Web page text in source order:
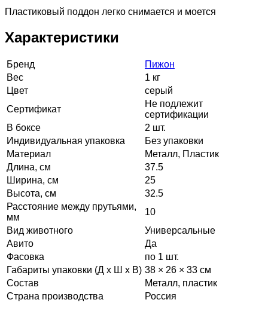
Пластиковый поддон легко снимается и моется
Характеристики
Бренд
Пижон
Вес
1 кг
Цвет
серый
Сертификат
Не подлежит
сертификации
В боксе
2 шт.
Индивидуальная упаковка
Без упаковки
Материал
Металл, Пластик
Длина, см
37.5
Ширина, см
25
Высота, см
32.5
Расстояние между прутьями,
мм
10
Вид животного
Универсальные
Авито
Да
Фасовка
по 1 шт.
Габариты упаковки (Д х Ш х В) 38 × 26 × 33 см
Состав
Металл, пластик
Страна производства
Россия